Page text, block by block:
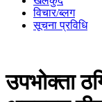
विचार/ब्लग
सूचना प्रविधि
उपभोक्ता